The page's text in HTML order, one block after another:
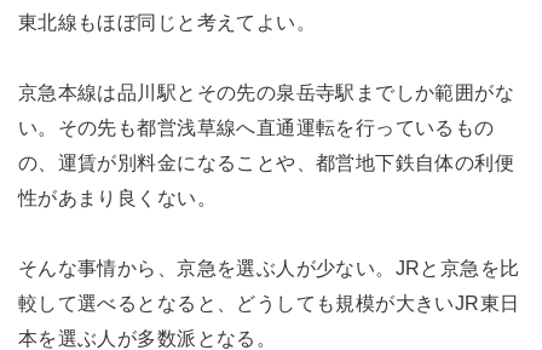
東北線もほぼ同じと考えてよい。
京急本線は品川駅とその先の泉岳寺駅までしか範囲がな
い。その先も都営浅草線へ直通運転を行っているもの
の、運賃が別料金になることや、都営地下鉄自体の利便
性があまり良くない。
そんな事情から、京急を選ぶ人が少ない。JRと京急を比
較して選べるとなると、どうしても規模が大きいJR東日
本を選ぶ人が多数派となる。